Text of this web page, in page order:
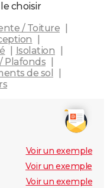
choisir
/ Toiture
Isolation
Plafonds
de sol
Voir un exemple
Voir un exemple
Voir un exemple